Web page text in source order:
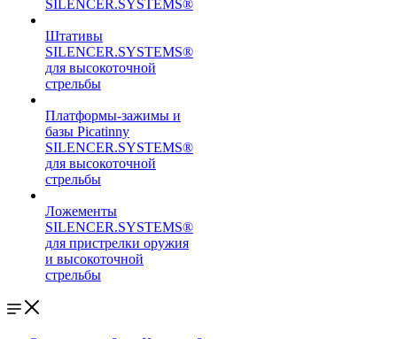
SILENCER.SYSTEMS®
Штативы
SILENCER.SYSTEMS®
для высокоточной
стрельбы
Платформы-зажимы и
базы Picatinny
SILENCER.SYSTEMS®
для высокоточной
стрельбы
Ложементы
SILENCER.SYSTEMS®
для пристрелки оружия
и высокоточной
стрельбы